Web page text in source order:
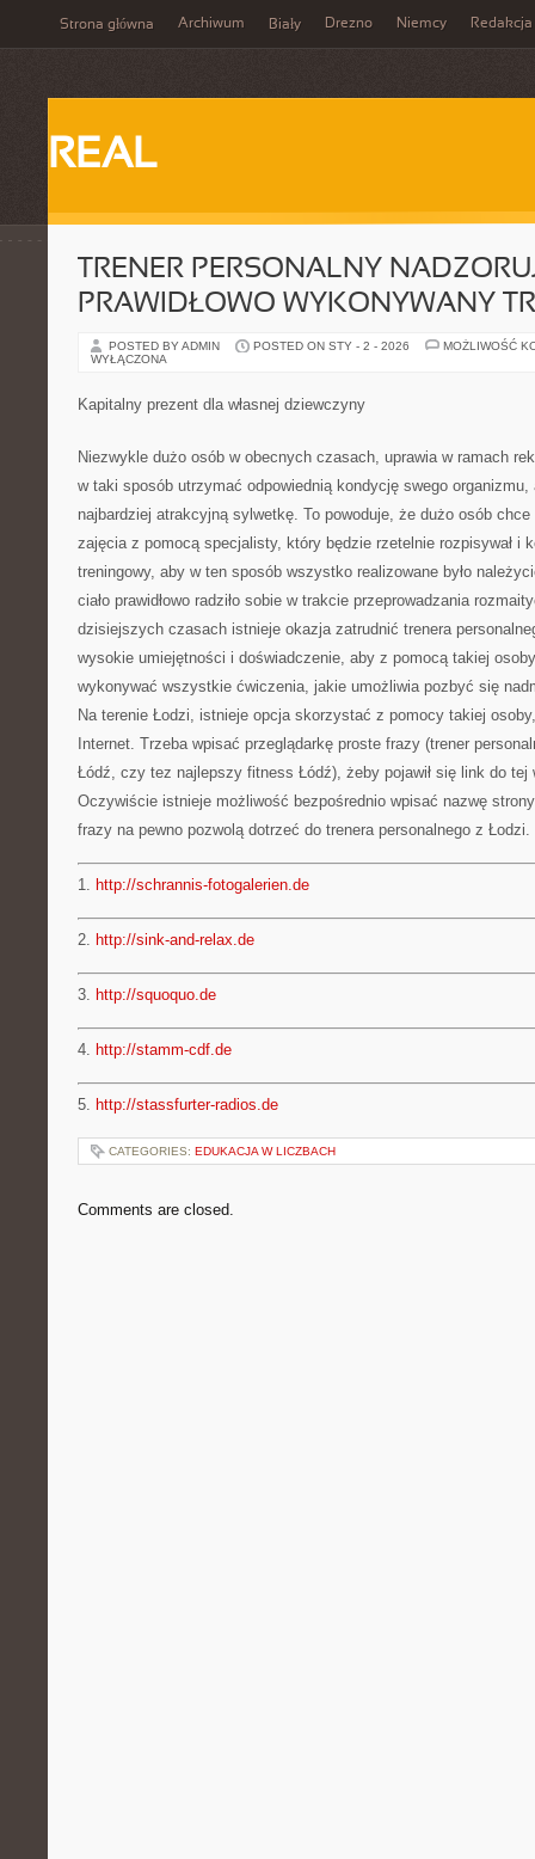
Strona główna Archiwum Biały Drezno Niemcy Redakcja
REAL
TRENER PERSONALNY
PRAWIDŁOWO WYKONYWANY
POSTED BY ADMIN POSTED ON STY - 2 - 2026
MOŻLIWOŚĆ
WYŁĄCZONA
Kapitalny prezent dla własnej dziewczyny
Niezwykle dużo osób w obecnych czasach, uprawia w ramach
w taki sposób utrzymać odpowiednią kondycję swego
najbardziej atrakcyjną sylwetkę. To powoduje, że dużo osób
zajęcia z pomocą specjalisty, który będzie rzetelnie rozpisywał i
treningowy, aby w ten sposób wszystko realizowane było
ciało prawidłowo radziło sobie w trakcie przeprowadzania
dzisiejszych czasach istnieje okazja zatrudnić trenera
wysokie umiejętności i doświadczenie, aby z pomocą takiej
wykonywać wszystkie ćwiczenia, jakie umożliwia pozbyć się
Na terenie Łodzi, istnieje opcja skorzystać z pomocy takiej
Internet. Trzeba wpisać przeglądarkę proste frazy (trener
Łódź, czy tez najlepszy fitness Łódź), żeby pojawił się link do tej
Oczywiście istnieje możliwość bezpośrednio wpisać nazwę
frazy na pewno pozwolą dotrzeć do trenera personalnego z Łodzi.
1. http://schrannis-fotogalerien.de
2. http://sink-and-relax.de
3. http://squoquo.de
4. http://stamm-cdf.de
5. http://stassfurter-radios.de
CATEGORIES: EDUKACJA W LICZBACH
Comments are closed.